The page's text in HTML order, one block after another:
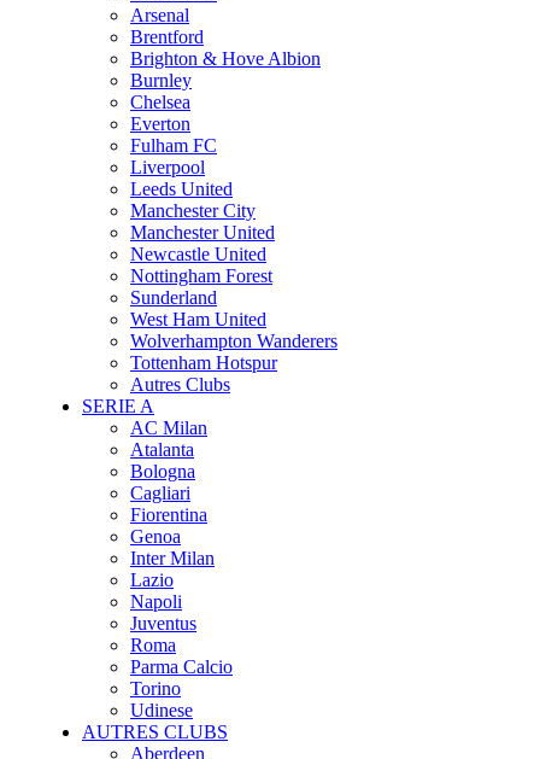
Arsenal
Brentford
Brighton & Hove Albion
Burnley
Chelsea
Everton
Fulham FC
Liverpool
Leeds United
Manchester City
Manchester United
Newcastle United
Nottingham Forest
Sunderland
West Ham United
Wolverhampton Wanderers
Tottenham Hotspur
Autres Clubs
SERIE A
AC Milan
Atalanta
Bologna
Cagliari
Fiorentina
Genoa
Inter Milan
Lazio
Napoli
Juventus
Roma
Parma Calcio
Torino
Udinese
AUTRES CLUBS
Aberdeen